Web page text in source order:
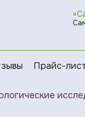
Прайс-